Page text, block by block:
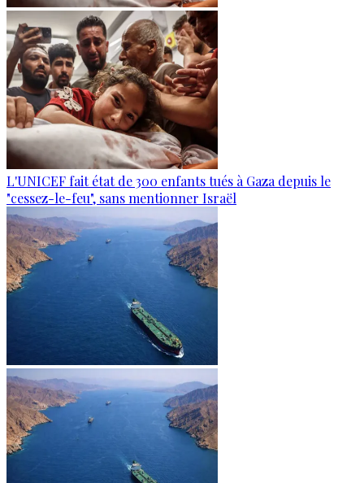
L'UNICEF fait état de 300 enfants tués à Gaza depuis le
"cessez-le-feu", sans mentionner Israël